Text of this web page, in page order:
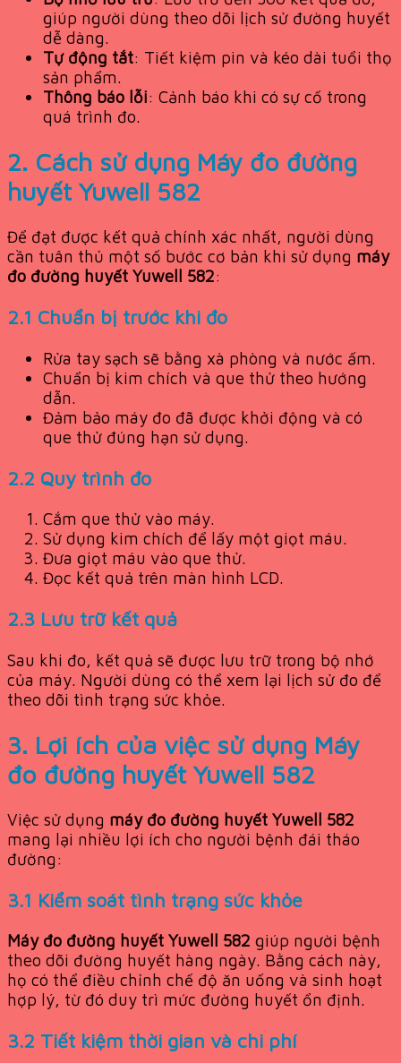
giúp người dùng theo dõi lịch sử đường huyết
dễ dàng.
Tự động tắt: Tiết kiệm pin và kéo dài tuổi thọ
sản phẩm.
Thông báo lỗi: Cảnh báo khi có sự cố trong
quá trình đo.
2. Cách sử dụng Máy đo đường
huyết Yuwell 582
Để đạt được kết quả chính xác nhất, người dùng
cần tuân thủ một số bước cơ bản khi sử dụng máy
đo đường huyết Yuwell 582:
2.1 Chuẩn bị trước khi đo
Rửa tay sạch sẽ bằng xà phòng và nước ấm.
Chuẩn bị kim chích và que thử theo hướng
dẫn.
Đảm bảo máy đo đã được khởi động và có
que thử đúng hạn sử dụng.
2.2 Quy trình đo
Cắm que thử vào máy.
Sử dụng kim chích để lấy một giọt máu.
Đưa giọt máu vào que thử.
Đọc kết quả trên màn hình LCD.
2.3 Lưu trữ kết quả
Sau khi đo, kết quả sẽ được lưu trữ trong bộ nhớ
của máy. Người dùng có thể xem lại lịch sử đo để
theo dõi tình trạng sức khỏe.
3. Lợi ích của việc sử dụng Máy
đo đường huyết Yuwell 582
Việc sử dụng máy đo đường huyết Yuwell 582
mang lại nhiều lợi ích cho người bệnh đái tháo
đường:
3.1 Kiểm soát tình trạng sức khỏe
Máy đo đường huyết Yuwell 582 giúp người bệnh
theo dõi đường huyết hàng ngày. Bằng cách này,
họ có thể điều chỉnh chế độ ăn uống và sinh hoạt
hợp lý, từ đó duy trì mức đường huyết ổn định.
3.2 Tiết kiệm thời gian và chi phí